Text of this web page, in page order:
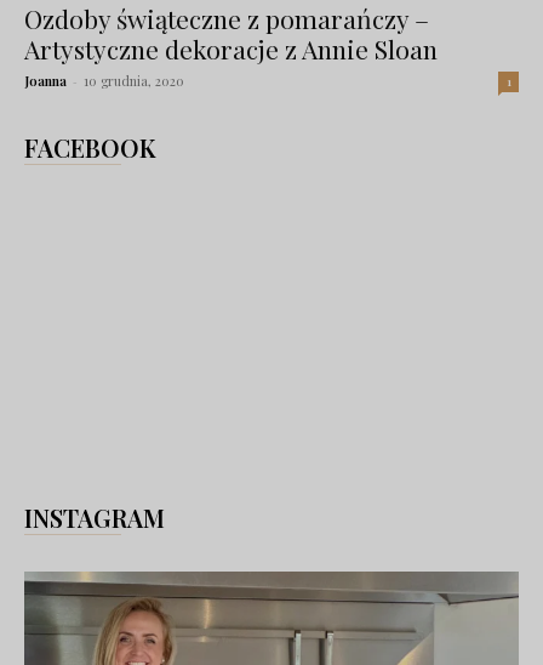
Ozdoby świąteczne z pomarańczy –
Artystyczne dekoracje z Annie Sloan
Joanna - 10 grudnia, 2020 1
FACEBOOK
INSTAGRAM